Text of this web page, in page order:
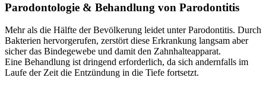
Parodontologie & Behandlung von Parodontitis
Mehr als die Hälfte der Bevölkerung leidet unter Parodontitis. Durch
Bakterien hervorgerufen, zerstört diese Erkrankung langsam aber
sicher das Bindegewebe und damit den Zahnhalteapparat.
Eine Behandlung ist dringend erforderlich, da sich andernfalls im
Laufe der Zeit die Entzündung in die Tiefe fortsetzt.